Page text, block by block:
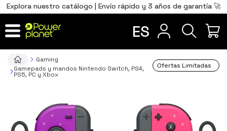
Explora nuestro catálogo | Envío rápido y 3 años de garantía 🚀
ES
Gaming
Gamepads y mandos Nintendo Switch, PS4,
PS5, PC y Xbox
Ofertas Limitadas
Total 0,00€
IR AL CARRITO
Português
PT
FR